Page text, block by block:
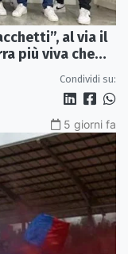
al via il
più viva che
Condividi su:
5 giorni fa